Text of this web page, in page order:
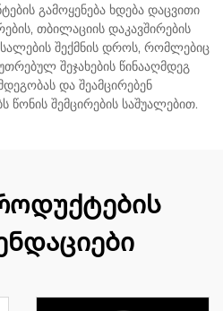
გამოყენება ხდება დაცვითი
თბილაციის დაკავშირების
შექმნის დროს, რომლებიც
შეჯახების წინააღმდეგ
და შეამცირებენ
წონის შემცირების საშუალებით.